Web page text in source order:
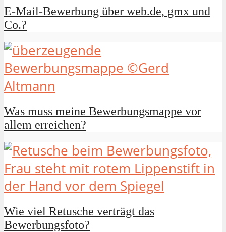
E-Mail-Bewerbung über web.de, gmx und
Co.?
Was muss meine Bewerbungsmappe vor
allem erreichen?
Wie viel Retusche verträgt das
Bewerbungsfoto?